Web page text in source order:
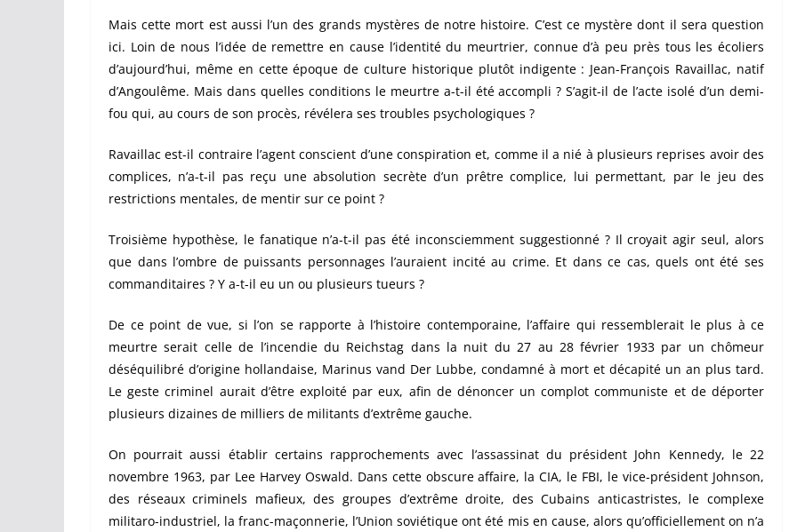
Mais cette mort est aussi l’un des grands mystères de notre histoire. C’est ce mystère dont il sera question
ici. Loin de nous l’idée de remettre en cause l’identité du meurtrier, connue d’à peu près tous les écoliers
d’aujourd’hui, même en cette époque de culture historique plutôt indigente : Jean-François Ravaillac, natif
d’Angoulême. Mais dans quelles conditions le meurtre a-t-il été accompli ? S’agit-il de l’acte isolé d’un demi-
fou qui, au cours de son procès, révélera ses troubles psychologiques ?
Ravaillac est-il contraire l’agent conscient d’une conspiration et, comme il a nié à plusieurs reprises avoir des
complices, n’a-t-il pas reçu une absolution secrète d’un prêtre complice, lui permettant, par le jeu des
restrictions mentales, de mentir sur ce point ?
Troisième hypothèse, le fanatique n’a-t-il pas été inconsciemment suggestionné ? Il croyait agir seul, alors
que dans l’ombre de puissants personnages l’auraient incité au crime. Et dans ce cas, quels ont été ses
commanditaires ? Y a-t-il eu un ou plusieurs tueurs ?
De ce point de vue, si l’on se rapporte à l’histoire contemporaine, l’affaire qui ressemblerait le plus à ce
meurtre serait celle de l’incendie du Reichstag dans la nuit du 27 au 28 février 1933 par un chômeur
déséquilibré d’origine hollandaise, Marinus vand Der Lubbe, condamné à mort et décapité un an plus tard.
Le geste criminel aurait d’être exploité par eux, afin de dénoncer un complot communiste et de déporter
plusieurs dizaines de milliers de militants d’extrême gauche.
On pourrait aussi établir certains rapprochements avec l’assassinat du président John Kennedy, le 22
novembre 1963, par Lee Harvey Oswald. Dans cette obscure affaire, la CIA, le FBI, le vice-président Johnson,
des réseaux criminels mafieux, des groupes d’extrême droite, des Cubains anticastristes, le complexe
militaro-industriel, la franc-maçonnerie, l’Union soviétique ont été mis en cause, alors qu’officiellement on n’a